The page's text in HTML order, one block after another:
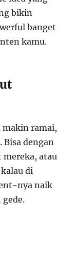
bikin
banget
kamu.
makin ramai,
dengan
atau
di
nya naik